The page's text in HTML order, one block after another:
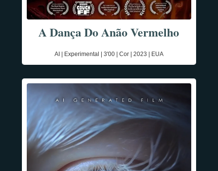
A Dança Do Anão Vermelho
AI | Experimental | 3'00 | Cor | 2023 | EUA